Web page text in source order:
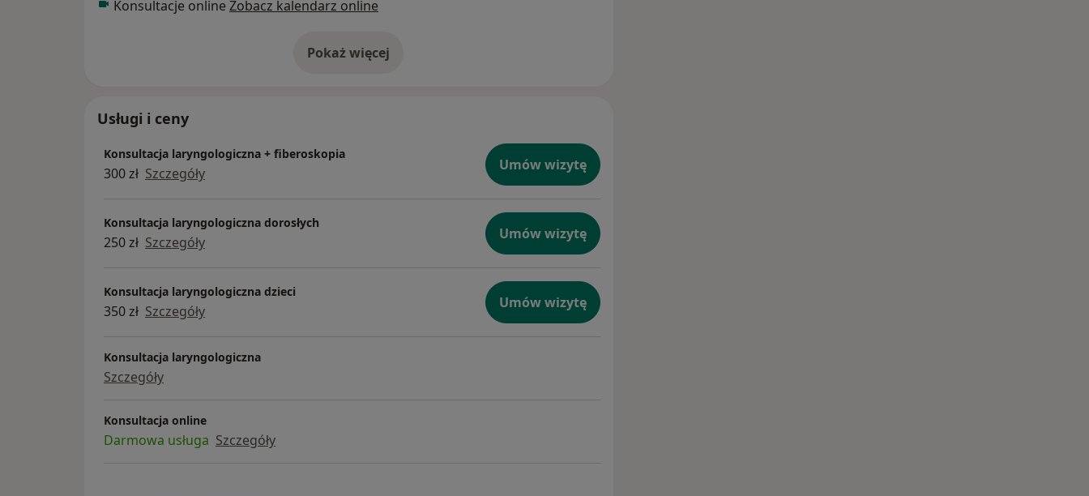
Konsultacje online Zobacz kalendarz online
Pokaż więcejo doświadczeniu
Usługi i ceny
Konsultacja laryngologiczna + fiberoskopia
300 zł Szczegóły Umów wizytę
Konsultacja laryngologiczna dorosłych
250 zł Szczegóły Umów wizytę
Konsultacja laryngologiczna dzieci
350 zł Szczegóły Umów wizytę
Konsultacja laryngologiczna
Szczegóły
Konsultacja online
Darmowa usługa Szczegóły